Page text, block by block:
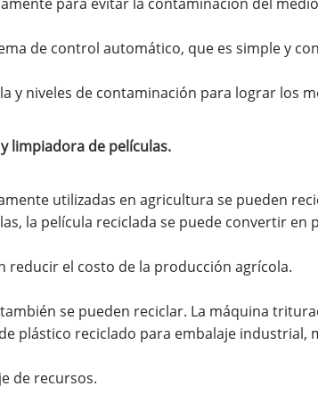
de control automático, que es simple y
y niveles de contaminación para lograr los
limpiadora de películas.
utilizadas en agricultura se pueden
la película reciclada se puede convertir en
el costo de la producción agrícola.
se pueden reciclar. La máquina
plástico reciclado para embalaje industrial,
de recursos.